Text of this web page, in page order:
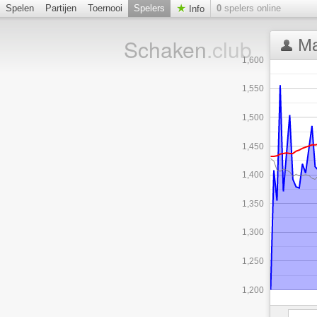
Spelen Partijen Toernooi Spelers Info 0 spelers online
Schaken.club
1,200
1,250
1,300
1,350
1,400
1,450
1,500
1,550
1,600